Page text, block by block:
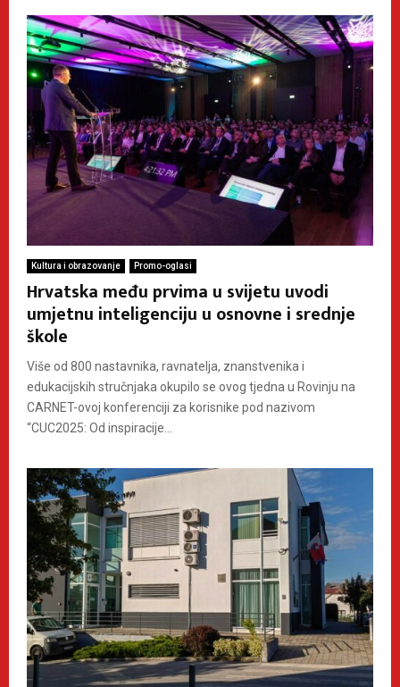
Kultura i obrazovanje Promo-oglasi
Hrvatska među prvima u svijetu uvodi
umjetnu inteligenciju u osnovne i srednje
škole
Više od 800 nastavnika, ravnatelja, znanstvenika i
edukacijskih stručnjaka okupilo se ovog tjedna u Rovinju na
CARNET-ovoj konferenciji za korisnike pod nazivom
“CUC2025: Od inspiracije...